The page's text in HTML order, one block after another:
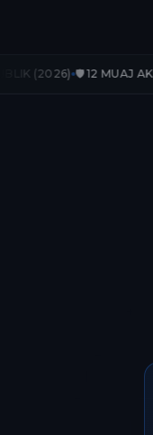
MUAJ AKSES TË PLOTË